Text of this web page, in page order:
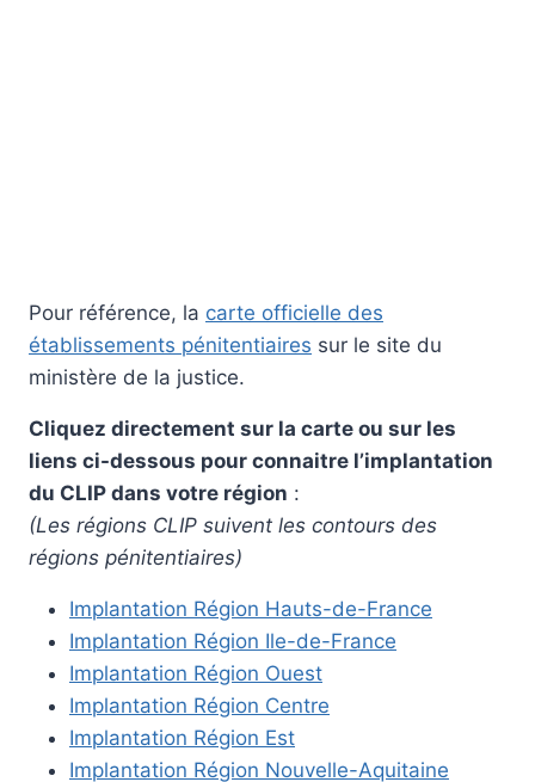
Pour référence, la carte officielle des
établissements pénitentiaires sur le site du
ministère de la justice.
Cliquez directement sur la carte ou sur les
liens ci-dessous pour connaitre l’implantation
du CLIP dans votre région :
(Les régions CLIP suivent les contours des
régions pénitentiaires)
Implantation Région Hauts-de-France
Implantation Région Ile-de-France
Implantation Région Ouest
Implantation Région Centre
Implantation Région Est
Implantation Région Nouvelle-Aquitaine